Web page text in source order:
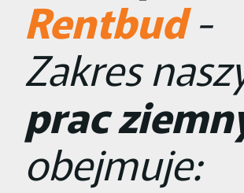
Rentbud-
Zakres
prac
obejmuje: